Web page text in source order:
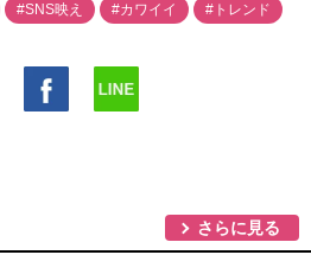
#SNS映え #カワイイ #トレンド
さらに見る